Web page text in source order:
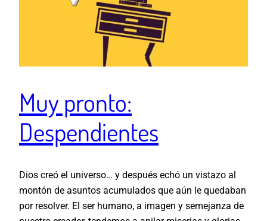
Muy pronto:
Despendientes
Dios creó el universo… y después echó un vistazo al
montón de asuntos acumulados que aún le quedaban
por resolver. El ser humano, a imagen y semejanza de